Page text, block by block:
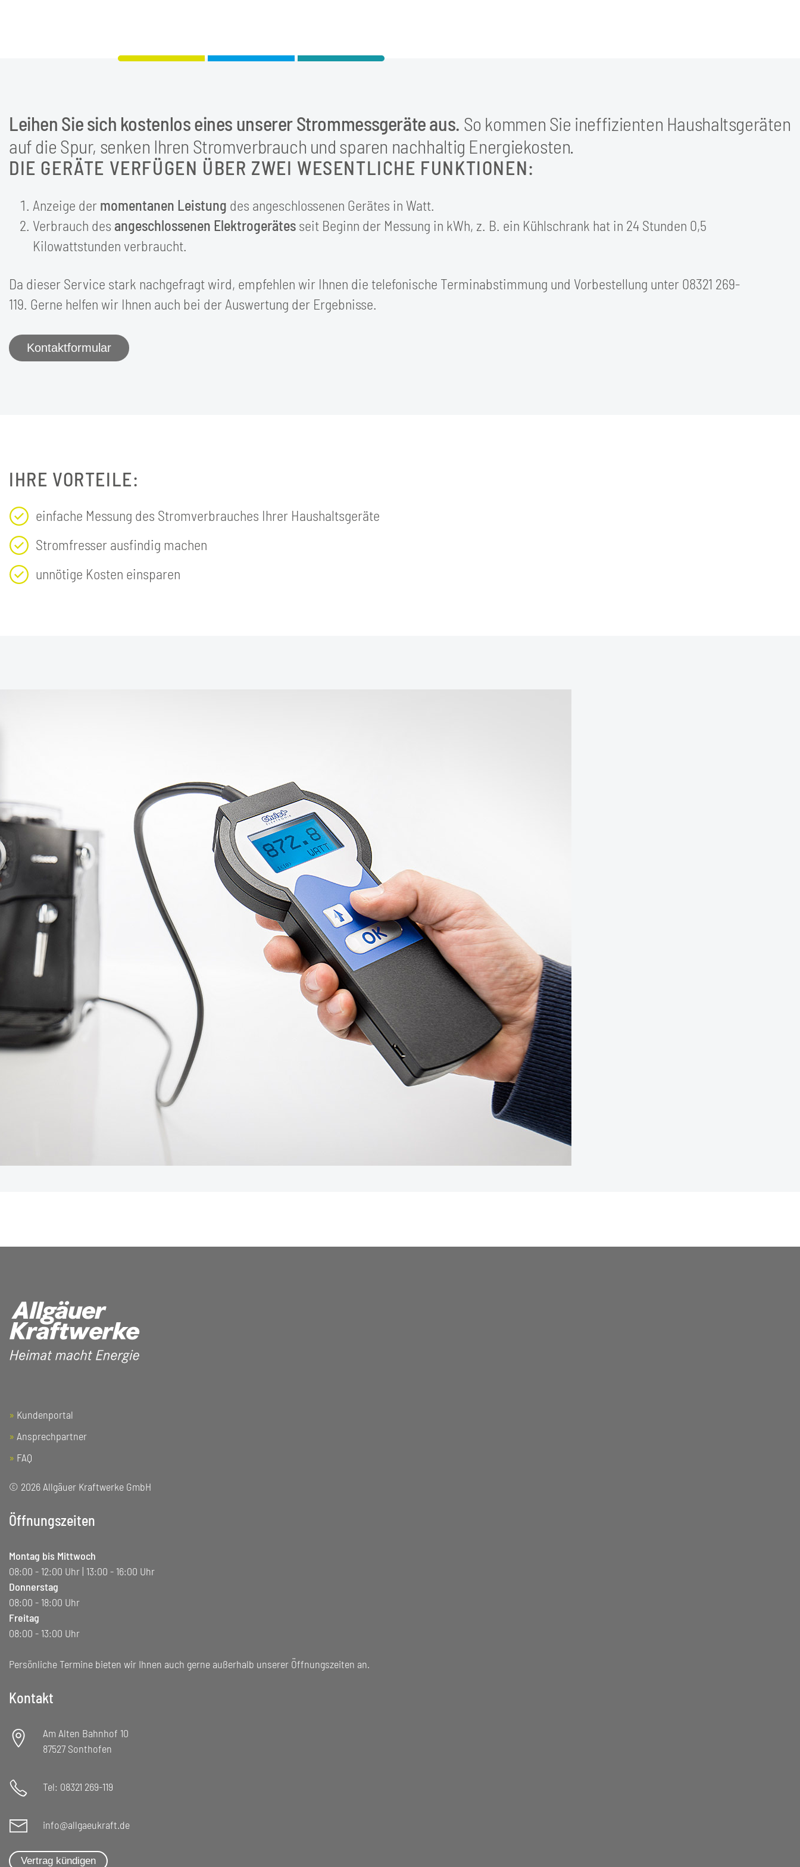
Leihen Sie sich kostenlos eines unserer Strommessgeräte aus. So kommen Sie ineffizienten Haushaltsgeräten
auf die Spur, senken Ihren Stromverbrauch und sparen nachhaltig Energiekosten.
DIE GERÄTE VERFÜGEN ÜBER ZWEI WESENTLICHE FUNKTIONEN:
Anzeige der momentanen Leistung des angeschlossenen Gerätes in Watt.
Verbrauch des angeschlossenen Elektrogerätes seit Beginn der Messung in kWh, z. B. ein Kühlschrank hat in 24 Stunden 0,5
Kilowattstunden verbraucht.
Da dieser Service stark nachgefragt wird, empfehlen wir Ihnen die telefonische Terminabstimmung und Vorbestellung unter 08321 269-
119. Gerne helfen wir Ihnen auch bei der Auswertung der Ergebnisse.
Kontaktformular
IHRE VORTEILE:
einfache Messung des Stromverbrauches Ihrer Haushaltsgeräte
Stromfresser ausfindig machen
unnötige Kosten einsparen
» Kundenportal
» Ansprechpartner
» FAQ
© 2026 Allgäuer Kraftwerke GmbH
Öffnungszeiten
Montag bis Mittwoch
08:00 - 12:00 Uhr | 13:00 - 16:00 Uhr
Donnerstag
08:00 - 18:00 Uhr
Freitag
08:00 - 13:00 Uhr
Persönliche Termine bieten wir Ihnen auch gerne außerhalb unserer Öffnungszeiten an.
Kontakt
Am Alten Bahnhof 10
87527 Sonthofen
Tel: 08321 269-119
info@allgaeukraft.de
Vertrag kündigen